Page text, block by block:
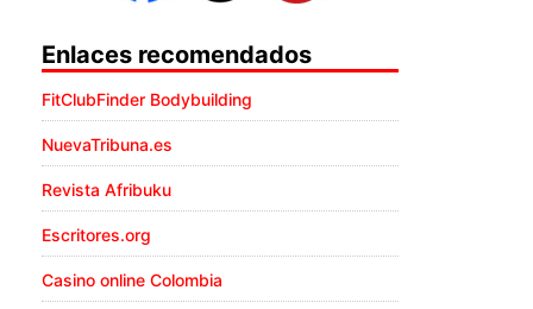
Enlaces recomendados
FitClubFinder Bodybuilding
NuevaTribuna.es
Revista Afribuku
Escritores.org
Casino online Colombia